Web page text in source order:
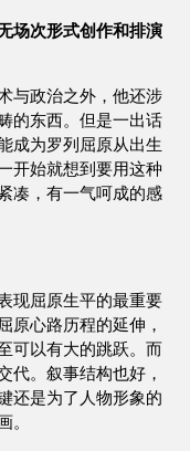
场次形式创作和排演
与政治之外，他还涉
的东西。但是一出话
成为罗列屈原从出生
开始就想到要用这种
凑，有一气呵成的感
现屈原生平的最重要
原心路历程的延伸，
可以有大的跳跃。而
代。叙事结构也好，
还是为了人物形象的
。